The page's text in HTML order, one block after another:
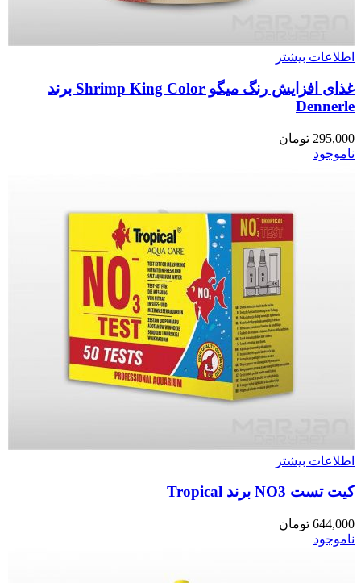
اطلاعات بیشتر
غذای افزایش رنگ میگو Shrimp King Color برند
Dennerle
295,000 تومان
ناموجود
اطلاعات بیشتر
کیت تست NO3 برند Tropical
644,000 تومان
ناموجود